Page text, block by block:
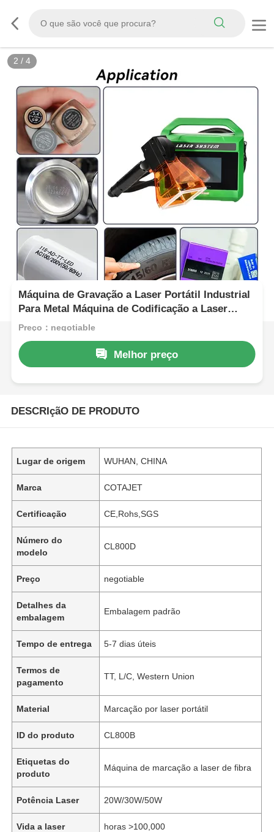
2 / 4
Máquina de Gravação a Laser Portátil Industrial
Para Metal Máquina de Codificação a Laser
Portátil
Preço：negotiable
Melhor preço
DESCRIçãO DE PRODUTO
Lugar de origem WUHAN, CHINA
Marca COTAJET
Certificação CE,Rohs,SGS
Número do
modelo
CL800D
Preço negotiable
Detalhes da
embalagem
Embalagem padrão
Tempo de entrega 5-7 dias úteis
Termos de
pagamento
TT, L/C, Western Union
Material Marcação por laser portátil
ID do produto CL800B
Etiquetas do
produto
Máquina de marcação a laser de fibra
Potência Laser 20W/30W/50W
Vida a laser horas >100,000